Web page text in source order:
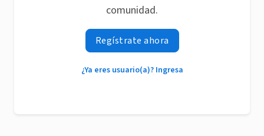
comunidad.
Regístrate ahora
¿Ya eres usuario(a)? Ingresa